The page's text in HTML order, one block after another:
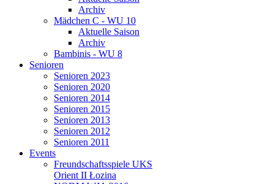
Archiv
Mädchen C - WU 10
Aktuelle Saison
Archiv
Bambinis - WU 8
Senioren
Senioren 2023
Senioren 2020
Senioren 2014
Senioren 2015
Senioren 2013
Senioren 2012
Senioren 2011
Events
Freundschaftsspiele UKS
Orient II Łozina